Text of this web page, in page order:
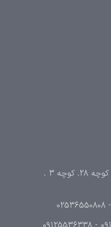
آدرس:قم. خیابان کوه سفید. کوچه 28. کوچه 3 .